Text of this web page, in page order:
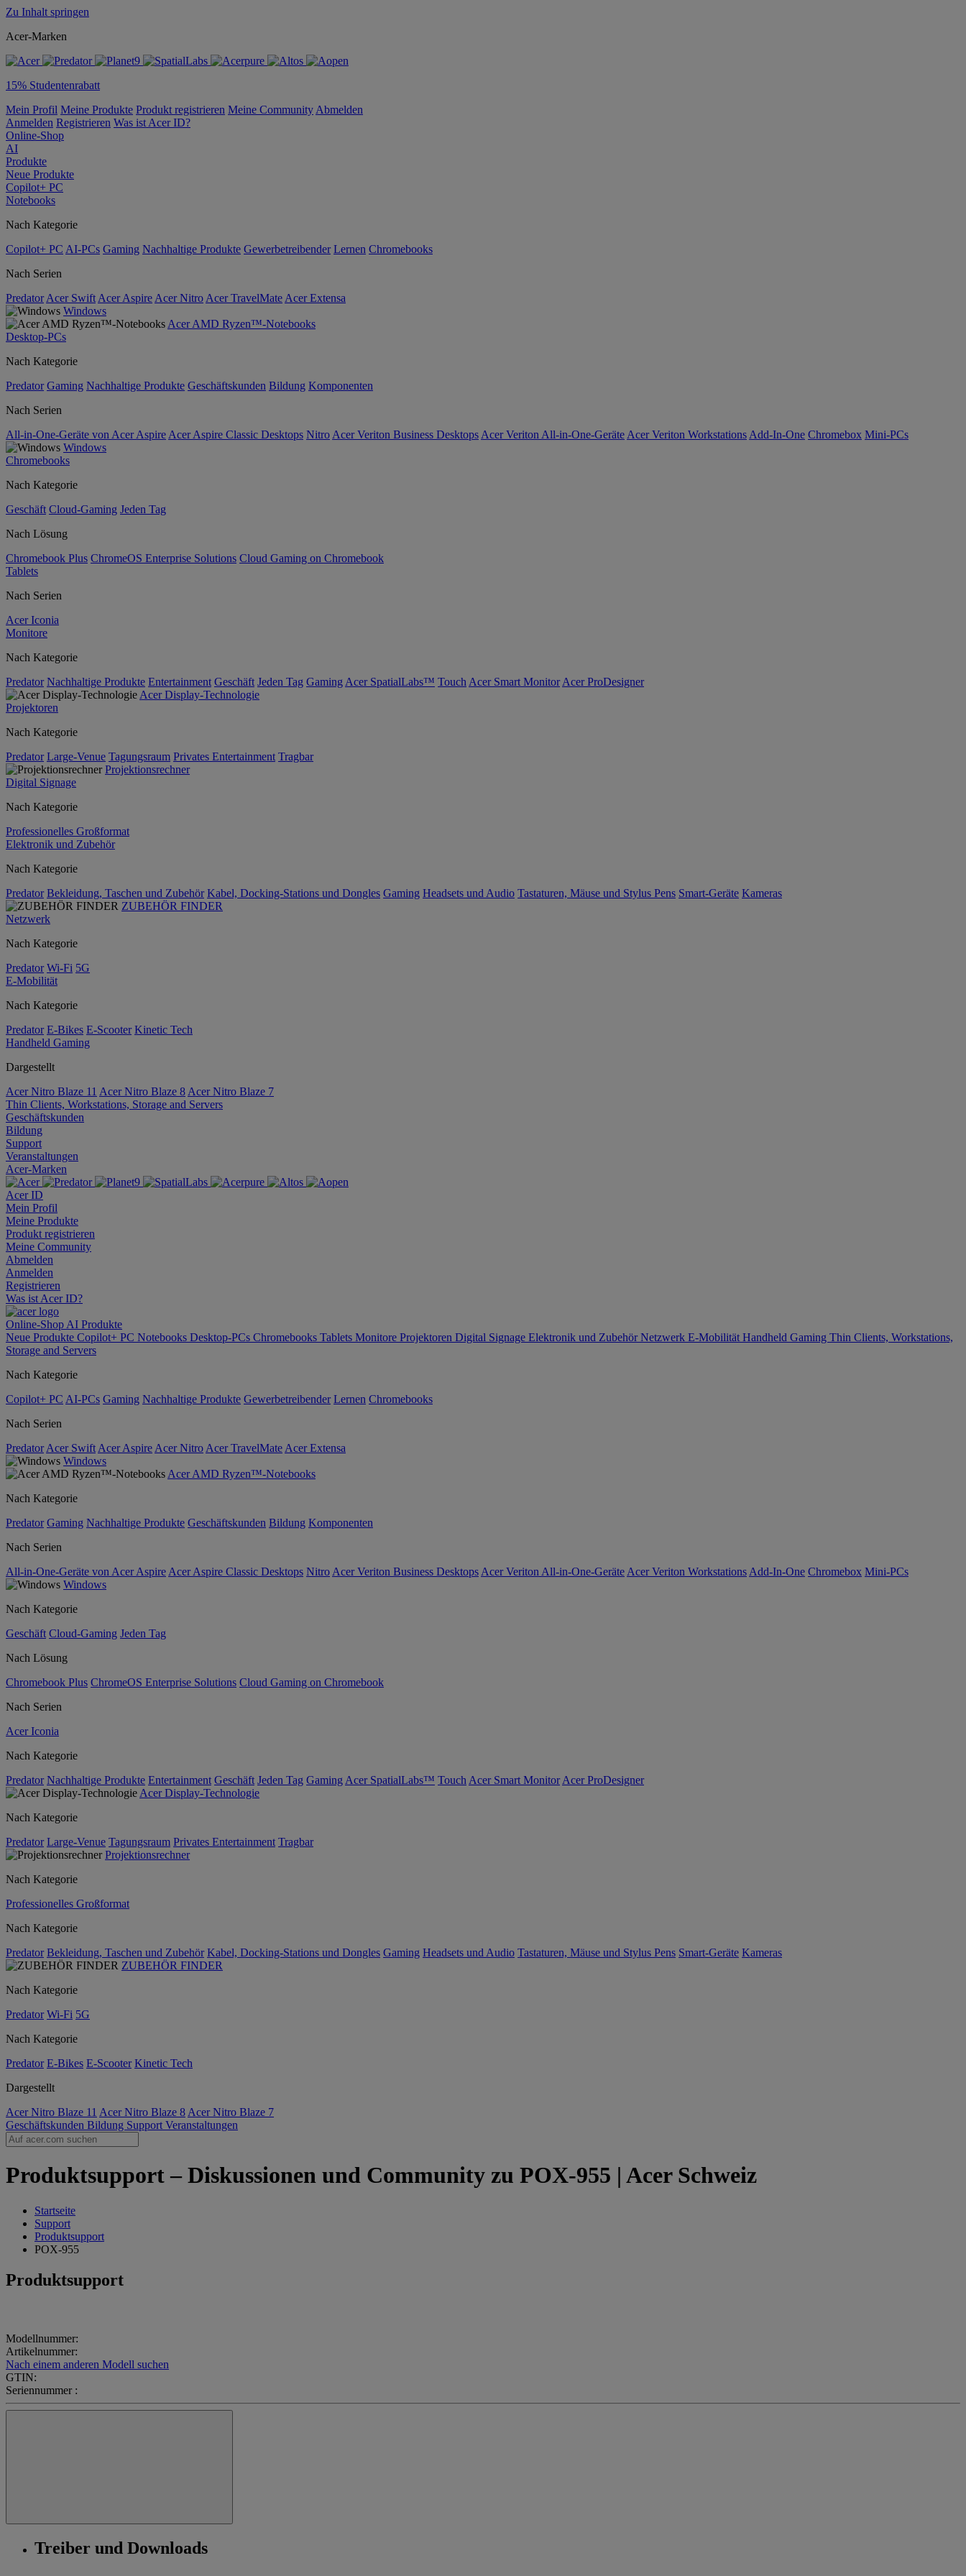
Zu Inhalt springen
Acer-Marken
15% Studentenrabatt
Mein Profil Meine Produkte Produkt registrieren Meine Community Abmelden
Anmelden Registrieren Was ist Acer ID?
Online-Shop
AI
Produkte
Neue Produkte
Copilot+ PC
Notebooks
Nach Kategorie
Copilot+ PC AI-PCs Gaming Nachhaltige Produkte Gewerbetreibender Lernen Chromebooks
Nach Serien
Predator Acer Swift Acer Aspire Acer Nitro Acer TravelMate Acer Extensa
Windows
Acer AMD Ryzen™-Notebooks
Desktop-PCs
Nach Kategorie
Predator Gaming Nachhaltige Produkte Geschäftskunden Bildung Komponenten
Nach Serien
All-in-One-Geräte von Acer Aspire Acer Aspire Classic Desktops Nitro Acer Veriton Business Desktops Acer Veriton All-in-One-Geräte Acer Veriton Workstations Add-In-One Chromebox Mini-PCs
Windows
Chromebooks
Nach Kategorie
Geschäft Cloud-Gaming Jeden Tag
Nach Lösung
Chromebook Plus ChromeOS Enterprise Solutions Cloud Gaming on Chromebook
Tablets
Nach Serien
Acer Iconia
Monitore
Nach Kategorie
Predator Nachhaltige Produkte Entertainment Geschäft Jeden Tag Gaming Acer SpatialLabs™ Touch Acer Smart Monitor Acer ProDesigner
Acer Display-Technologie
Projektoren
Nach Kategorie
Predator Large-Venue Tagungsraum Privates Entertainment Tragbar
Projektionsrechner
Digital Signage
Nach Kategorie
Professionelles Großformat
Elektronik und Zubehör
Nach Kategorie
Predator Bekleidung, Taschen und Zubehör Kabel, Docking-Stations und Dongles Gaming Headsets und Audio Tastaturen, Mäuse und Stylus Pens Smart-Geräte Kameras
ZUBEHÖR FINDER
Netzwerk
Nach Kategorie
Predator Wi-Fi 5G
E-Mobilität
Nach Kategorie
Predator E-Bikes E-Scooter Kinetic Tech
Handheld Gaming
Dargestellt
Acer Nitro Blaze 11 Acer Nitro Blaze 8 Acer Nitro Blaze 7
Thin Clients, Workstations, Storage and Servers
Geschäftskunden
Bildung
Support
Veranstaltungen
Acer-Marken
Acer ID
Mein Profil
Meine Produkte
Produkt registrieren
Meine Community
Abmelden
Anmelden
Registrieren
Was ist Acer ID?
Online-Shop AI Produkte
Neue Produkte Copilot+ PC Notebooks Desktop-PCs Chromebooks Tablets Monitore Projektoren Digital Signage Elektronik und ZubehörNetzwerk E-Mobilität Handheld Gaming Thin Clients, Workstations,
Storage and Servers
Nach Kategorie
Copilot+ PC AI-PCs Gaming Nachhaltige Produkte Gewerbetreibender Lernen Chromebooks
Nach Serien
Predator Acer Swift Acer Aspire Acer Nitro Acer TravelMate Acer Extensa
Windows
Acer AMD Ryzen™-Notebooks
Nach Kategorie
Predator Gaming Nachhaltige Produkte Geschäftskunden Bildung Komponenten
Nach Serien
All-in-One-Geräte von Acer Aspire Acer Aspire Classic Desktops Nitro Acer Veriton Business Desktops Acer Veriton All-in-One-Geräte Acer Veriton Workstations Add-In-One Chromebox Mini-PCs
Windows
Nach Kategorie
Geschäft Cloud-Gaming Jeden Tag
Nach Lösung
Chromebook Plus ChromeOS Enterprise Solutions Cloud Gaming on Chromebook
Nach Serien
Acer Iconia
Nach Kategorie
Predator Nachhaltige Produkte Entertainment Geschäft Jeden Tag Gaming Acer SpatialLabs™ Touch Acer Smart Monitor Acer ProDesigner
Acer Display-Technologie
Nach Kategorie
Predator Large-Venue Tagungsraum Privates Entertainment Tragbar
Projektionsrechner
Nach Kategorie
Professionelles Großformat
Nach Kategorie
Predator Bekleidung, Taschen und Zubehör Kabel, Docking-Stations und Dongles Gaming Headsets und Audio Tastaturen, Mäuse und Stylus Pens Smart-Geräte Kameras
ZUBEHÖR FINDER
Nach Kategorie
Predator Wi-Fi 5G
Nach Kategorie
Predator E-Bikes E-Scooter Kinetic Tech
Dargestellt
Acer Nitro Blaze 11 Acer Nitro Blaze 8 Acer Nitro Blaze 7
Geschäftskunden Bildung Support Veranstaltungen
Produktsupport – Diskussionen und Community zu POX-955 | Acer Schweiz
Startseite
Support
Produktsupport
POX-955
Produktsupport
Modellnummer:
Artikelnummer:
Nach einem anderen Modell suchen
GTIN:
Seriennummer :
Treiber und Downloads